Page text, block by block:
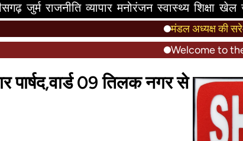
जुर्म राजनीति व्यापार मनोरंजन स्वास्थ्य शिक्षा खेल
मंडल अध्यक्ष की सरेआम
Welcome to the
पार्षद,वार्ड 09 तिलक नगर से